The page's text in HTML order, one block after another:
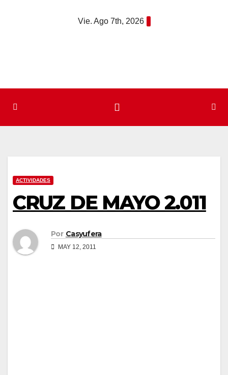
Vie. Ago 7th, 2026
ACTIVIDADES
CRUZ DE MAYO 2.011
Por Casyufera
MAY 12, 2011